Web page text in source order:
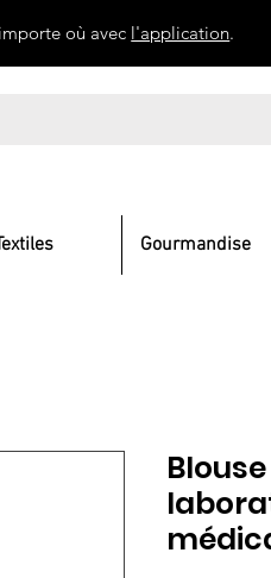
où avec l'application.
Gourmandise